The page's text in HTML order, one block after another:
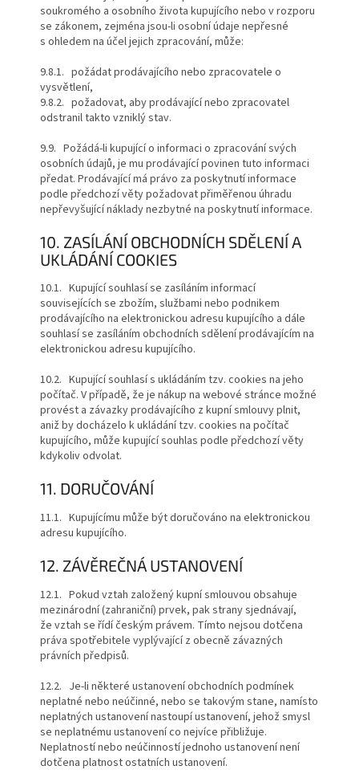
soukromého a osobního života kupujícího nebo v rozporu
se zákonem, zejména jsou-li osobní údaje nepřesné
s ohledem na účel jejich zpracování, může:
9.8.1. požádat prodávajícího nebo zpracovatele o
vysvětlení,
9.8.2. požadovat, aby prodávající nebo zpracovatel
odstranil takto vzniklý stav.
9.9. Požádá-li kupující o informaci o zpracování svých
osobních údajů, je mu prodávající povinen tuto informaci
předat. Prodávající má právo za poskytnutí informace
podle předchozí věty požadovat přiměřenou úhradu
nepřevyšující náklady nezbytné na poskytnutí informace.
10. ZASÍLÁNÍ OBCHODNÍCH SDĚLENÍ A
UKLÁDÁNÍ COOKIES
10.1. Kupující souhlasí se zasíláním informací
souvisejících se zbožím, službami nebo podnikem
prodávajícího na elektronickou adresu kupujícího a dále
souhlasí se zasíláním obchodních sdělení prodávajícím na
elektronickou adresu kupujícího.
10.2. Kupující souhlasí s ukládáním tzv. cookies na jeho
počítač. V případě, že je nákup na webové stránce možné
provést a závazky prodávajícího z kupní smlouvy plnit,
aniž by docházelo k ukládání tzv. cookies na počítač
kupujícího, může kupující souhlas podle předchozí věty
kdykoliv odvolat.
11. DORUČOVÁNÍ
11.1. Kupujícímu může být doručováno na elektronickou
adresu kupujícího.
12. ZÁVĚREČNÁ USTANOVENÍ
12.1. Pokud vztah založený kupní smlouvou obsahuje
mezinárodní (zahraniční) prvek, pak strany sjednávají,
že vztah se řídí českým právem. Tímto nejsou dotčena
práva spotřebitele vyplývající z obecně závazných
právních předpisů.
12.2. Je-li některé ustanovení obchodních podmínek
neplatné nebo neúčinné, nebo se takovým stane, namísto
neplatných ustanovení nastoupí ustanovení, jehož smysl
se neplatnému ustanovení co nejvíce přibližuje.
Neplatností nebo neúčinností jednoho ustanovení není
dotčena platnost ostatních ustanovení.